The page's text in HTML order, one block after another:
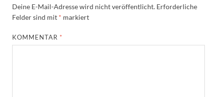
Deine E-Mail-Adresse wird nicht veröffentlicht. Erforderliche
Felder sind mit * markiert
KOMMENTAR *